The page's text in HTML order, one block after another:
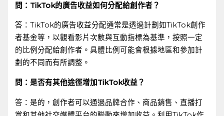
問：TikTok的廣告收益如何分配給創作者？
答：TikTok的廣告收益分配通常是透過計劃如TikTok創作
者基金等，以觀看影片次數與互動指標為基準，按照一定
的比例分配給創作者。具體比例可能會根據地區和參加計
劃的不同而有所調整。
問：是否有其他途徑增加TikTok收益？
答：是的，創作者可以通過品牌合作、商品銷售、直播打